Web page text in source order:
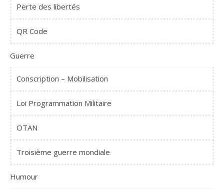
Perte des libertés
QR Code
Guerre
Conscription – Mobilisation
Loi Programmation Militaire
OTAN
Troisième guerre mondiale
Humour